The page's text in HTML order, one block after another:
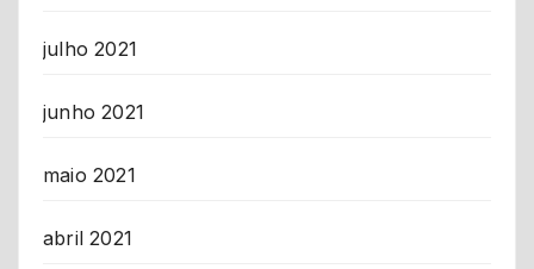
julho 2021
junho 2021
maio 2021
abril 2021